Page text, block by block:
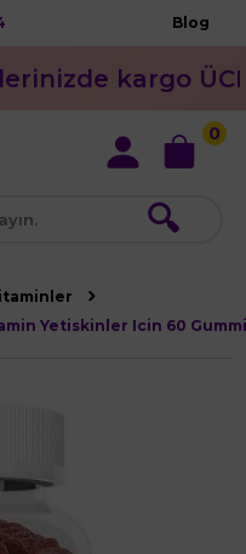
Blog
kargo
🔍
0
Yetiskinler Icin 60